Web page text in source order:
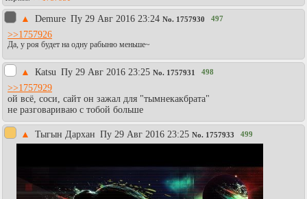
▲ Demure Пy 29 Авг 2016 23:24 No. 1757930 497
>>1757926
Да, у роя будет на одну рабыню меньше~
▲ Каtsu Пy 29 Авг 2016 23:25 No. 1757931 498
>>1757929
ой всё, соси, сайт он зажал для "тымнекакбрата"
не разговариваю с тобой больше
▲ Тыгын Дархан Пy 29 Авг 2016 23:25 No. 1757933 499